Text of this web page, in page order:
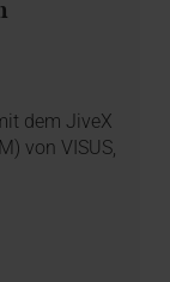
dem JiveX
von VISUS,